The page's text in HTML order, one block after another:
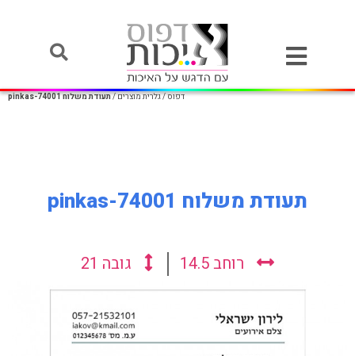
דפוס/גלרית מוצרים/תעודת משלוח pinkas-74001
תעודת משלוח pinkas-74001
רוחב14.5 גובה 21